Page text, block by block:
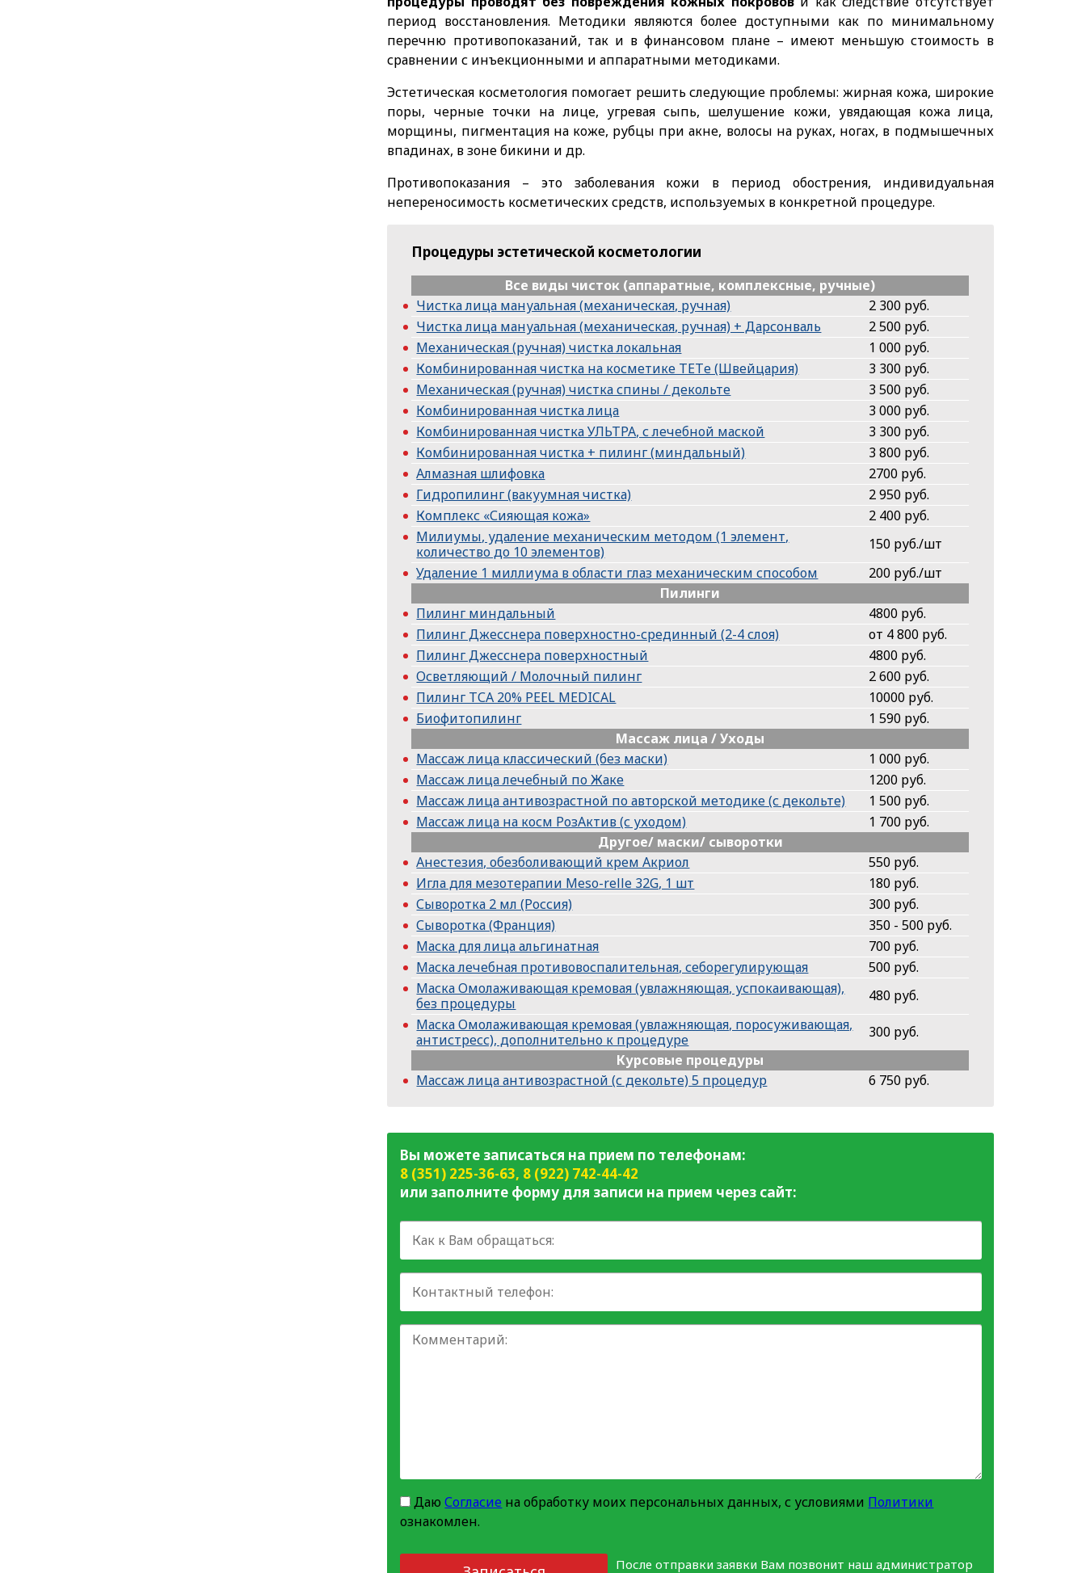
период восстановления. Методики являются более доступными как по минимальному
перечню противопоказаний, так и в финансовом плане – имеют меньшую стоимость в
сравнении с инъекционными и аппаратными методиками.
Эстетическая косметология помогает решить следующие проблемы: жирная кожа, широкие
поры, черные точки на лице, угревая сыпь, шелушение кожи, увядающая кожа лица,
морщины, пигментация на коже, рубцы при акне, волосы на руках, ногах, в подмышечных
впадинах, в зоне бикини и др.
Противопоказания – это заболевания кожи в период обострения, индивидуальная
непереносимость косметических средств, используемых в конкретной процедуре.
Процедуры эстетической косметологии
Все виды чисток (аппаратные, комплексные, ручные)
Чистка лица мануальная (механическая, ручная)
2 300 руб.
Чистка лица мануальная (механическая, ручная) + Дарсонваль
2 500 руб.
Механическая (ручная) чистка локальная
1 000 руб.
Комбинированная чистка на косметике ТЕТe (Швейцария)
3 300 руб.
Механическая (ручная) чистка спины / декольте
3 500 руб.
Комбинированная чистка лица
3 000 руб.
Комбинированная чистка УЛЬТРА, с лечебной маской
3 300 руб.
Комбинированная чистка + пилинг (миндальный)
3 800 руб.
Алмазная шлифовка
2700 руб.
Гидропилинг (вакуумная чистка)
2 950 руб.
Комплекс «Сияющая кожа»
2 400 руб.
Милиумы, удаление механическим методом (1 элемент,
количество до 10 элементов)
150 руб./шт
Удаление 1 миллиума в области глаз механическим способом
200 руб./шт
Пилинги
Пилинг миндальный
4800 руб.
Пилинг Джесснера поверхностно-срединный (2-4 слоя)
от 4 800 руб.
Пилинг Джесснера поверхностный
4800 руб.
Осветляющий / Молочный пилинг
2 600 руб.
Пилинг ТСА 20% PEEL MEDICAL
10000 руб.
Биофитопилинг
1 590 руб.
Массаж лица / Уходы
Массаж лица классический (без маски)
1 000 руб.
Массаж лица лечебный по Жаке
1200 руб.
Массаж лица антивозрастной по авторской методике (с декольте)
1 500 руб.
Массаж лица на косм РозАктив (с уходом)
1 700 руб.
Другое/ маски/ сыворотки
Анестезия, обезболивающий крем Акриол
550 руб.
Игла для мезотерапии Meso-relle 32G, 1 шт
180 руб.
Сыворотка 2 мл (Россия)
300 руб.
Сыворотка (Франция)
350 - 500 руб.
Маска для лица альгинатная
700 руб.
Маска лечебная противовоспалительная, себорегулирующая
500 руб.
Маска Омолаживающая кремовая (увлажняющая, успокаивающая),
без процедуры
480 руб.
Маска Омолаживающая кремовая (увлажняющая, поросуживающая,
антистресс), дополнительно к процедуре
300 руб.
Курсовые процедуры
Массаж лица антивозрастной (с декольте) 5 процедур
6 750 руб.
Вы можете записаться на прием по телефонам:
8 (351) 225-36-63, 8 (922) 742-44-42
или заполните форму для записи на прием через сайт:
ДаюСогласие на обработку моих персональных данных, с условиями Политики
ознакомлен.
После отправки заявки Вам позвонит наш администратор